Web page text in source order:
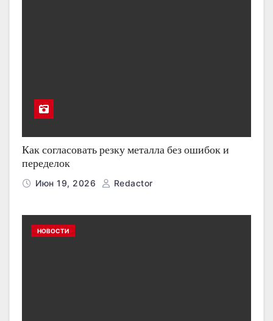
Как согласовать резку металла без ошибок и
переделок
Июн 19, 2026 Redactor
НОВОСТИ